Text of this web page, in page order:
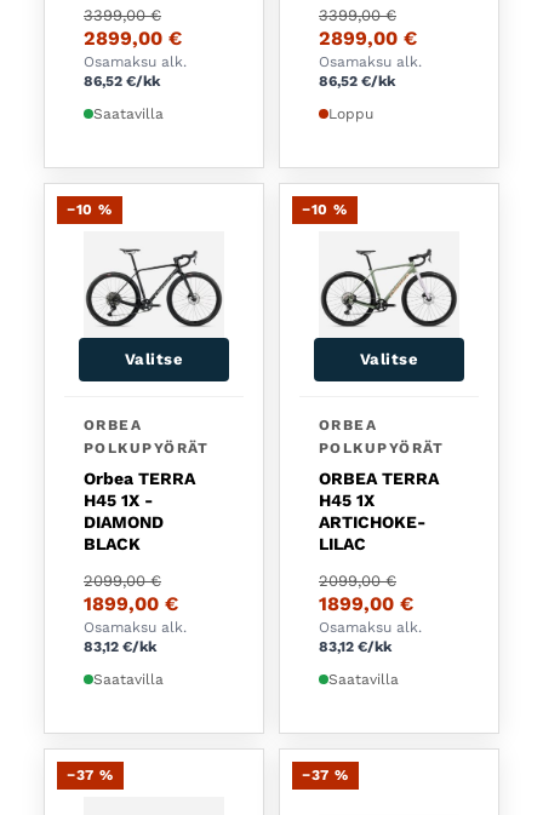
3399,00€
Alkuperäinen hinta oli: 3399,00 €.
2899,00 €
Nykyinen hinta on: 2899,00 €.
Osamaksu alk.
86,52 €/kk
Saatavilla
3399,00€
Alkuperäinen hinta oli:
2899,00 €
Nykyinen hinta on:
Osamaksu alk.
86,52 €/kk
Loppu
−10 %
Valitse
ORBEA
POLKUPYÖRÄT
Orbea TERRA
H45 1X -
DIAMOND
BLACK
2099,00€
Alkuperäinen hinta oli: 2099,00 €.
1899,00 €
Nykyinen hinta on: 1899,00 €.
Osamaksu alk.
83,12 €/kk
Saatavilla
−10 %
Valitse
ORBEA
POLKUPYÖRÄT
ORBEA TERRA
H45 1X
ARTICHOKE-
LILAC
2099,00€
Alkuperäinen hinta oli:
1899,00 €
Nykyinen hinta on:
Osamaksu alk.
83,12 €/kk
Saatavilla
−37 % −37 %